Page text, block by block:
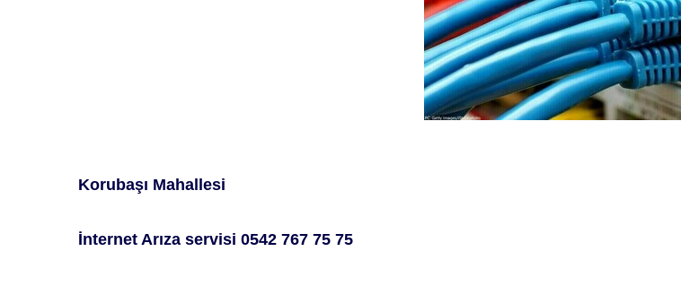
Korubaşı Mahallesi
İnternet Arıza servisi 0542 767 75 75